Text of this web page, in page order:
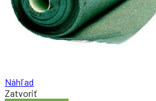
Náhľad
Zatvoriť